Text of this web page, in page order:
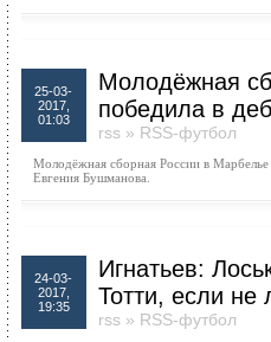
25-03-
2017,
01:03
Молодёжная
победила в
rss » RSS-футбол
Молодёжная сборная России в Марбелье
Евгения Бушманова.
24-03-
2017,
19:35
Игнатьев:
Тотти, если не
rss » RSS-футбол